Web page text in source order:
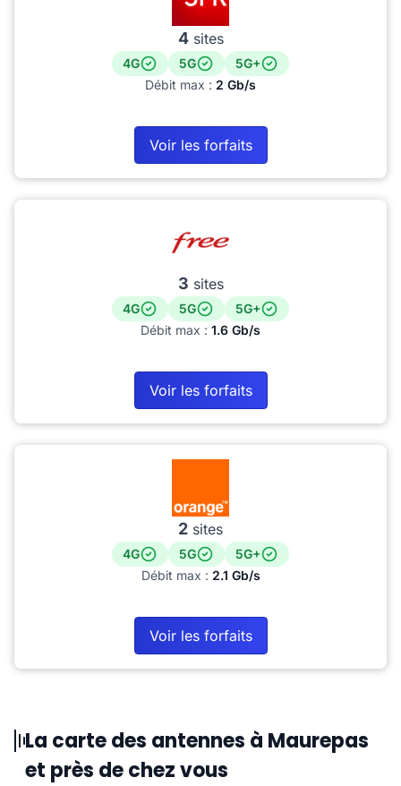
4sites
4G 5G
5G+
Débit max : 2 Gb/s
Voir les forfaits
3 sites
4G 5G
5G+
Débit max : 1.6 Gb/s
Voir les forfaits
2 sites
4G 5G
5G+
Débit max : 2.1 Gb/s
Voir les forfaits
La carte des antennes à Maurepas
et près de chez vous